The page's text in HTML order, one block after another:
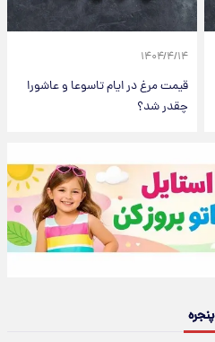
۱۴۰۴/۴/۱۴
قیمت مرغ در ایام تاسوعا و عاشورا
چقدر شد؟
پنجره